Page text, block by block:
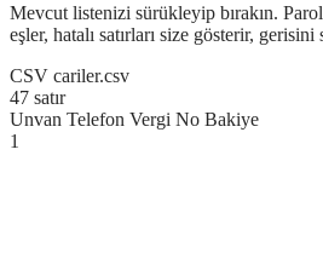
Mevcut listenizi sürükleyip bırakın.
eşler, hatalı satırları size gösterir, gerisini
CSV cariler.csv
47 satır
Unvan Telefon Vergi No Bakiye
1